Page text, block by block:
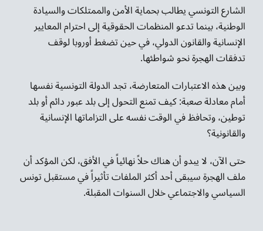
الشارع التونسي يطالب بحماية الأمن والممتلكات والسيادة
الوطنية، بينما تدعو المنظمات الحقوقية إلى احترام المعايير
الإنسانية والقانون الدولي، في حين تضغط أوروبا لوقف
تدفقات الهجرة نحو شواطئها.
وبين هذه الاعتبارات المتعارضة، تجد الدولة التونسية نفسها
أمام معادلة صعبة: كيف تمنع التحول إلى بلد عبور دائم أو بلد
توطين، وتحافظ في الوقت نفسه على التزاماتها الإنسانية
والقانونية؟
حتى الآن، لا يبدو أن هناك حلاً نهائياً في الأفق، لكن المؤكد أن
ملف الهجرة سيبقى أحد أكثر الملفات تأثيراً في مستقبل تونس
السياسي والاجتماعي خلال السنوات المقبلة.